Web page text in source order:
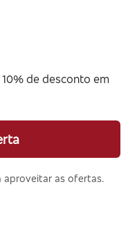
de desconto em
as ofertas.